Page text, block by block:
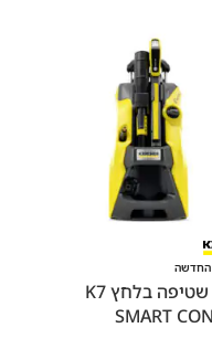
מכונת שטיפה בלחץ K7
SMART